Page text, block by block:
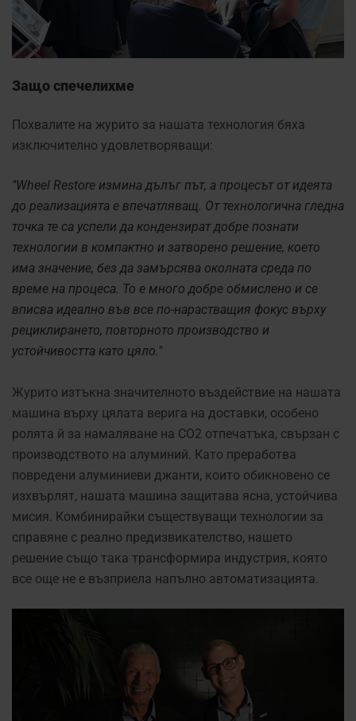
Защо спечелихме
Похвалите на журито за нашата технология бяха
изключително удовлетворяващи:
"Wheel Restore измина дълъг път, а процесът от идеята
до реализацията е впечатляващ. От технологична гледна
точка те са успели да кондензират добре познати
технологии в компактно и затворено решение, което
има значение, без да замърсява околната среда по
време на процеса. То е много добре обмислено и се
вписва идеално във все по-нарастващия фокус върху
рециклирането, повторното производство и
устойчивостта като цяло."
Журито изтъкна значителното въздействие на нашата
машина върху цялата верига на доставки, особено
ролята й за намаляване на CO2 отпечатъка, свързан с
производството на алуминий. Като преработва
повредени алуминиеви джанти, които обикновено се
изхвърлят, нашата машина защитава ясна, устойчива
мисия. Комбинирайки съществуващи технологии за
справяне с реално предизвикателство, нашето
решение също така трансформира индустрия, която
все още не е възприела напълно автоматизацията.